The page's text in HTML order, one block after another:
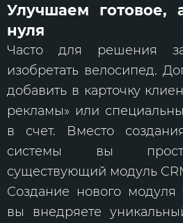
Улучшаем
нуля
Часто для решения
изобретать велосипед.
добавить в карточку
рекламы» или
в счет. Вместо
системы вы
существующий модуль
Создание нового
вы внедряете